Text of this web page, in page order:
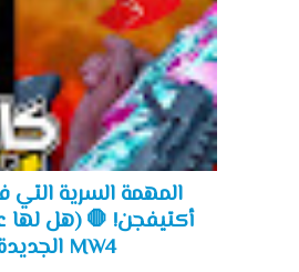
المهمة السرية التي
أكتيفجن! 🛑 (هل لها
MW4 الجديدة؟)